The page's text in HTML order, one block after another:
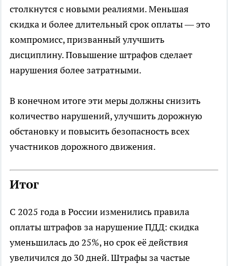
столкнутся с новыми реалиями. Меньшая
скидка и более длительный срок оплаты — это
компромисс, призванный улучшить
дисциплину. Повышение штрафов сделает
нарушения более затратными.
В конечном итоге эти меры должны снизить
количество нарушений, улучшить дорожную
обстановку и повысить безопасность всех
участников дорожного движения.
Итог
С 2025 года в России изменились правила
оплаты штрафов за нарушение ПДД: скидка
уменьшилась до 25%, но срок её действия
увеличился до 30 дней. Штрафы за частые